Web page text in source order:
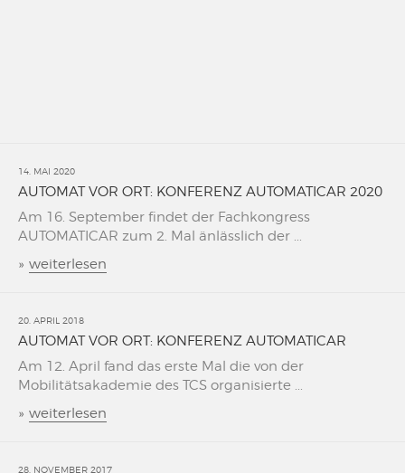
14. MAI 2020
AUTOMAT VOR ORT: KONFERENZ AUTOMATICAR 2020
Am 16. September findet der Fachkongress
AUTOMATICAR zum 2. Mal änlässlich der ...
» weiterlesen
20. APRIL 2018
AUTOMAT VOR ORT: KONFERENZ AUTOMATICAR
Am 12. April fand das erste Mal die von der
Mobilitätsakademie des TCS organisierte ...
» weiterlesen
28. NOVEMBER 2017